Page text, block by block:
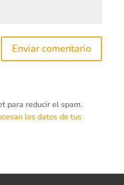
para reducir el spam.
los datos de tus